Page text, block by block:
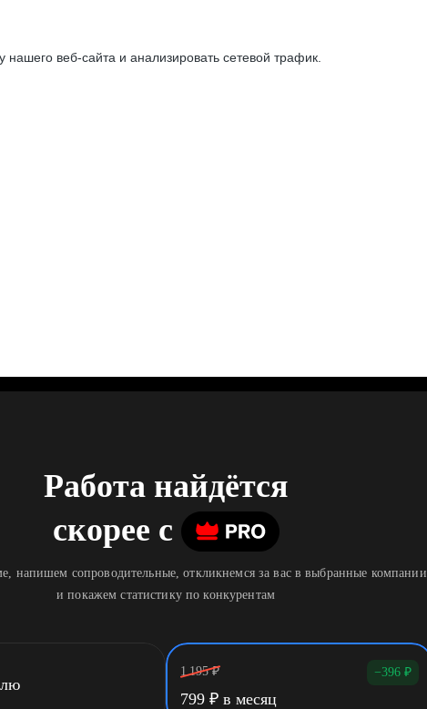
веб-сайта и анализировать сетевой трафик.
Работа найдётся
скорее c
напишем сопроводительные, откликнемся за вас в выбранные компании
и покажем статистику по конкурентам
1 195 ₽ −396 ₽
799 ₽ в месяц